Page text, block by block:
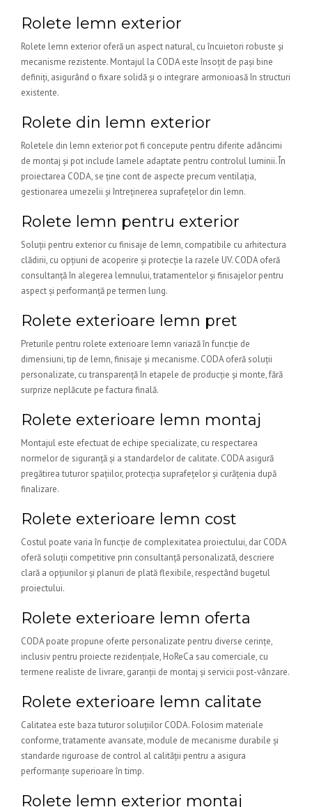
Rolete lemn exterior
Rolete lemn exterior oferă un aspect natural, cu încuietori robuste și
mecanisme rezistente. Montajul la CODA este însoțit de pași bine
definiți, asigurând o fixare solidă și o integrare armonioasă în structuri
existente.
Rolete din lemn exterior
Roletele din lemn exterior pot fi concepute pentru diferite adâncimi
de montaj și pot include lamele adaptate pentru controlul luminii. În
proiectarea CODA, se ține cont de aspecte precum ventilația,
gestionarea umezelii și întreținerea suprafețelor din lemn.
Rolete lemn pentru exterior
Soluții pentru exterior cu finisaje de lemn, compatibile cu arhitectura
clădirii, cu opțiuni de acoperire și protecție la razele UV. CODA oferă
consultanță în alegerea lemnului, tratamentelor și finisajelor pentru
aspect și performanță pe termen lung.
Rolete exterioare lemn pret
Preturile pentru rolete exterioare lemn variază în funcție de
dimensiuni, tip de lemn, finisaje și mecanisme. CODA oferă soluții
personalizate, cu transparență în etapele de producție și monte, fără
surprize neplăcute pe factura finală.
Rolete exterioare lemn montaj
Montajul este efectuat de echipe specializate, cu respectarea
normelor de siguranță și a standardelor de calitate. CODA asigură
pregătirea tuturor spațiilor, protecția suprafețelor și curățenia după
finalizare.
Rolete exterioare lemn cost
Costul poate varia în funcție de complexitatea proiectului, dar CODA
oferă soluții competitive prin consultanță personalizată, descriere
clară a opțiunilor și planuri de plată flexibile, respectând bugetul
proiectului.
Rolete exterioare lemn oferta
CODA poate propune oferte personalizate pentru diverse cerințe,
inclusiv pentru proiecte rezidențiale, HoReCa sau comerciale, cu
termene realiste de livrare, garanții de montaj și servicii post-vânzare.
Rolete exterioare lemn calitate
Calitatea este baza tuturor soluțiilor CODA. Folosim materiale
conforme, tratamente avansate, module de mecanisme durabile și
standarde riguroase de control al calității pentru a asigura
performanțe superioare în timp.
Rolete lemn exterior montaj